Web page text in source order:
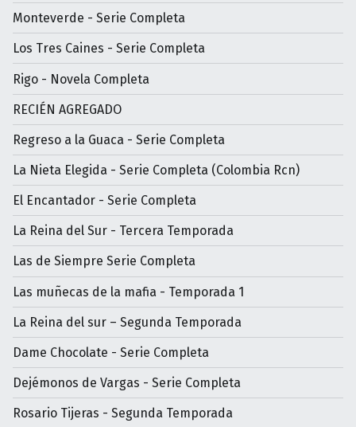
Monteverde - Serie Completa
Los Tres Caines - Serie Completa
Rigo - Novela Completa
RECIÉN AGREGADO
Regreso a la Guaca - Serie Completa
La Nieta Elegida - Serie Completa (Colombia Rcn)
El Encantador - Serie Completa
La Reina del Sur - Tercera Temporada
Las de Siempre Serie Completa
Las muñecas de la mafia - Temporada 1
La Reina del sur – Segunda Temporada
Dame Chocolate - Serie Completa
Dejémonos de Vargas - Serie Completa
Rosario Tijeras - Segunda Temporada